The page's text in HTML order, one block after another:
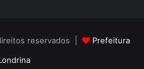
forma positiva, com a
a revitalização deste
reservados |
Prefeitura